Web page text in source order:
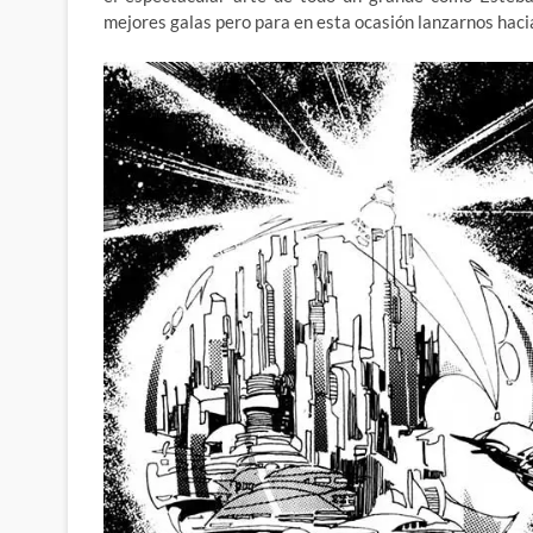
mejores galas pero para en esta ocasión lanzarnos